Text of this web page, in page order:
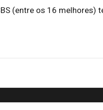
(entre os 16 melhores)